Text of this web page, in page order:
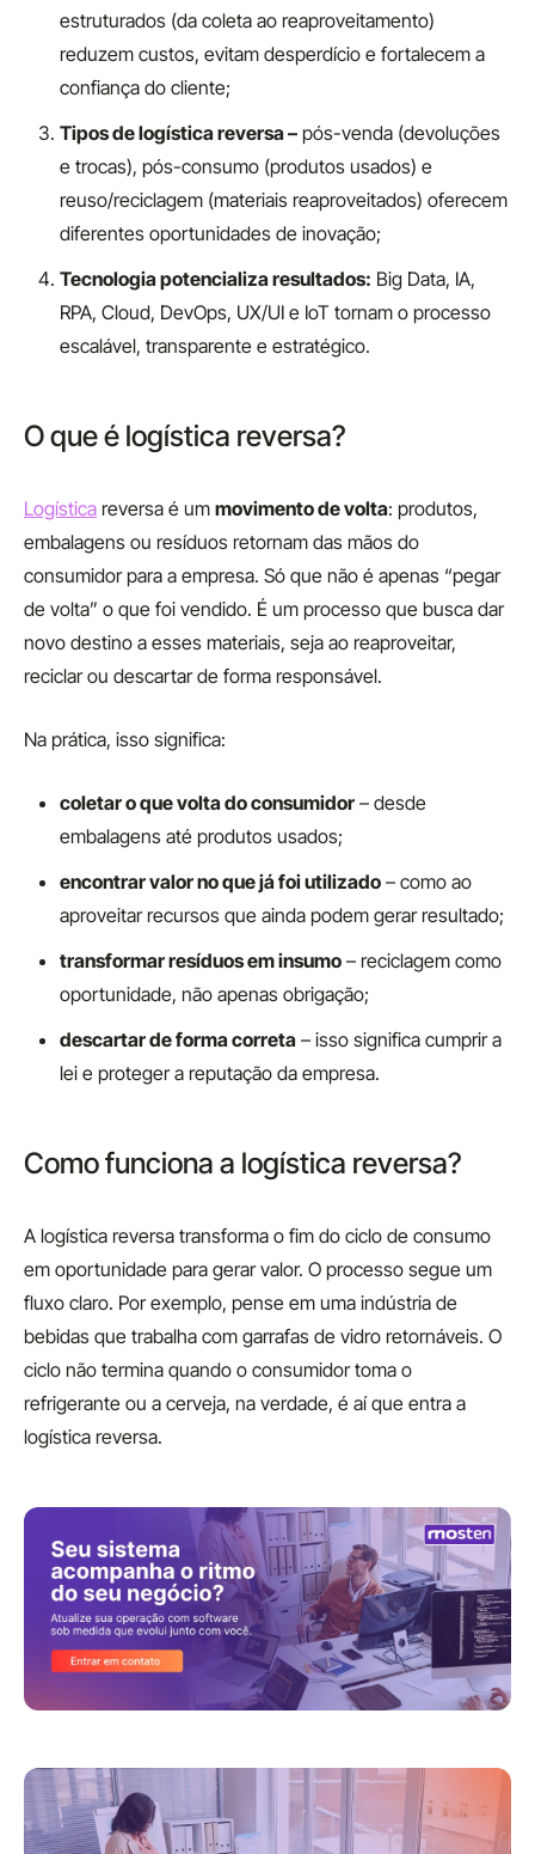
estruturados (da coleta ao reaproveitamento)
reduzem custos, evitam desperdício e fortalecem a
confiança do cliente;
Tipos de logística reversa – pós-venda (devoluções
e trocas), pós-consumo (produtos usados) e
reuso/reciclagem (materiais reaproveitados) oferecem
diferentes oportunidades de inovação;
Tecnologia potencializa resultados: Big Data, IA,
RPA, Cloud, DevOps, UX/UI e IoT tornam o processo
escalável, transparente e estratégico.
O que é logística reversa?
Logística reversa é um movimento de volta: produtos,
embalagens ou resíduos retornam das mãos do
consumidor para a empresa. Só que não é apenas “pegar
de volta” o que foi vendido. É um processo que busca dar
novo destino a esses materiais, seja ao reaproveitar,
reciclar ou descartar de forma responsável.
Na prática, isso significa:
coletar o que volta do consumidor – desde
embalagens até produtos usados;
encontrar valor no que já foi utilizado – como ao
aproveitar recursos que ainda podem gerar resultado;
transformar resíduos em insumo – reciclagem como
oportunidade, não apenas obrigação;
descartar de forma correta – isso significa cumprir a
lei e proteger a reputação da empresa.
Como funciona a logística reversa?
A logística reversa transforma o fim do ciclo de consumo
em oportunidade para gerar valor. O processo segue um
fluxo claro. Por exemplo, pense em uma indústria de
bebidas que trabalha com garrafas de vidro retornáveis. O
ciclo não termina quando o consumidor toma o
refrigerante ou a cerveja, na verdade, é aí que entra a
logística reversa.